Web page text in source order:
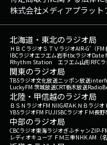
株式会社メディアプラッ
北海道・東北のラジオ局
ＨＢＣラジオＳＴＶラジオAIR-G'（FM
IBCラジオエフエム岩手tbcラジオDate
Rhythm Station エフエム山形RFC
関東のラジオ局
TBSラジオ文化放送ニッポン放送
LuckyFM 茨城放送CRT栃木放送
北陸・甲信越のラジオ局
ＢＳＮラジオFM NIIGATAＫＮＢラジオ
YBSラジオFM FUJISBCラジオ ＦＭ長野
中部のラジオ局
CBCラジオ東海ラジオぎふチャンZIP-
レディオキューブ ＦＭ三重NHK AM（名